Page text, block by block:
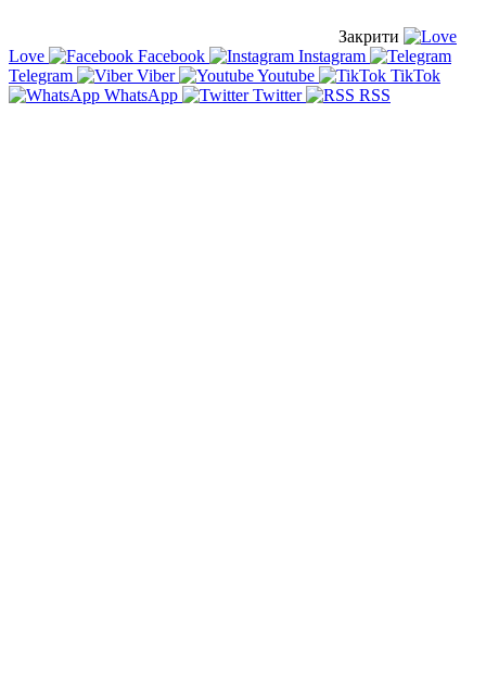
Закрити
Love
Facebook
Instagram
Telegram
Viber Youtube
TikTok
WhatsApp
Twitter RSS